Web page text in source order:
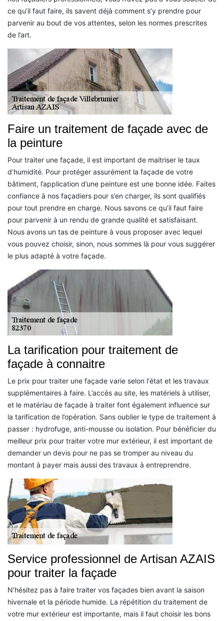
ce qu’il faut faire, ils savent déjà comment s’y prendre pour
parvenir au bout de vos attentes, selon les normes prescrites
de l’art.
Faire un traitement de façade avec de
la peinture
Pour traiter une façade, il est important de maitriser le taux
d’humidité. Pour protéger assurément la façade de votre
bâtiment, l’application d’une peinture est une bonne idée. Faites
confiance à nos façadiers pour s’en charger, ils sont qualifiés
pour tout prendre en charge. Nous savons ce qu’il faut faire
pour parvenir à un rendu de grande qualité et satisfaisant.
Nous avons un tas de peinture à vous proposer avec lequel
vous pouvez choisir, sinon, nous sommes là pour vous suggérer
le plus adapté à votre façade.
La tarification pour traitement de
façade à connaitre
Le prix pour traiter une façade varie selon l'état et les travaux
supplémentaires à faire. L’accès au site, les matériels à utiliser,
et le matériau de façade à traiter font également influence sur
la tarification de l’opération. Sans oublier le type de traitement à
passer : hydrofuge, anti-mousse ou isolation. Pour bénéficier du
meilleur prix pour traiter votre mur extérieur, il est important de
demander un devis pour ne pas se tromper au niveau du
montant à payer mais aussi des travaux à entreprendre.
Service professionnel de Artisan AZAIS
pour traiter la façade
N’hésitez pas à faire traiter vos façades bien avant la saison
hivernale et la période humide. La répétition du traitement de
votre mur extérieur est importante, mais il faut choisir les bons